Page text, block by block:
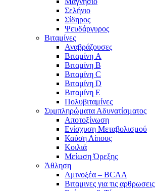
Σελήνιο
Σίδηρος
Ψευδάργυρος
Βιταμίνες
Αναβράζουσες
Βιταμίνη A
Βιταμίνη B
Βιταμίνη C
Βιταμίνη D
Βιταμίνη E
Πολυβιταμίνες
Συμπληρώματα Αδυνατίσματος
Αποτοξίνωση
Ενίσχυση Μεταβολισμού
Καύση Λίπους
Κοιλιά
Μείωση Όρεξης
Άθληση
Αμινοξέα – BCAA
Βιταμινες για τις αρθρωσεις